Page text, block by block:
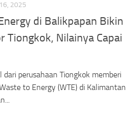
2025
di Balikpapan Bikin
Tiongkok, Nilainya Capai
perusahaan Tiongkok memberi
to Energy (WTE) di Kalimantan